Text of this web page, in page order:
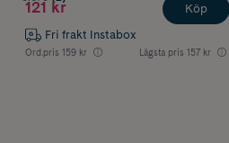
121 kr
Fri frakt Instabox
Ord.pris 159 kr Lägsta pris 157 kr
Köp